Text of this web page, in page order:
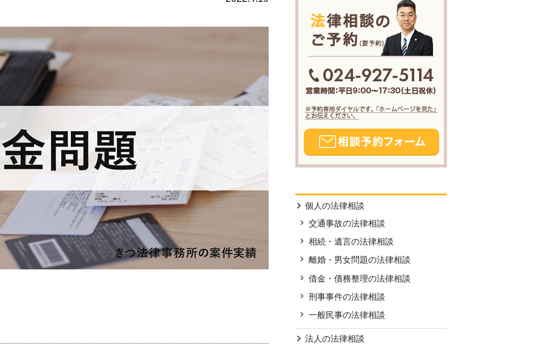
個人の法律相談
交通事故の法律相談
相続・遺言の法律相談
離婚・男女問題の法律相談
借金・債務整理の法律相談
刑事事件の法律相談
一般民事の法律相談
法人の法律相談